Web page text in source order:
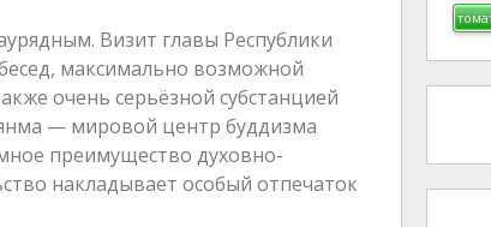
Визит главы Республики
максимально возможной
очень серьёзной субстанцией
— мировой центр буддизма
преимущество духовно-
накладывает особый отпечаток